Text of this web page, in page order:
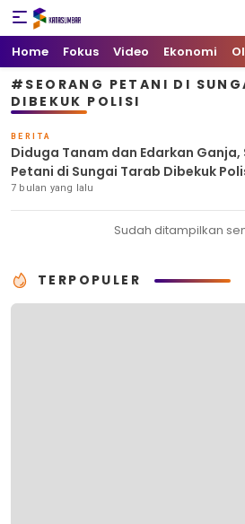
Kata Sumbar
Berita Sumbar Hari Ini
Home Fokus Video Ekonomi
#SEORANG PETANI DI
DIBEKUK POLISI
BERITA
Diduga Tanam dan Edarkan Ganja,
Petani di Sungai Tarab Dibekuk
7 bulan yang lalu
Sudah ditampilkan
TERPOPULER